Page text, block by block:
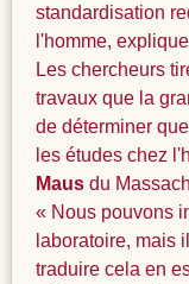
standardisation
l'homme,
Les chercheurs
travaux que la
de déterminer
les études chez
Mausdu
« Nous pouvons
laboratoire, mais
traduire cela en